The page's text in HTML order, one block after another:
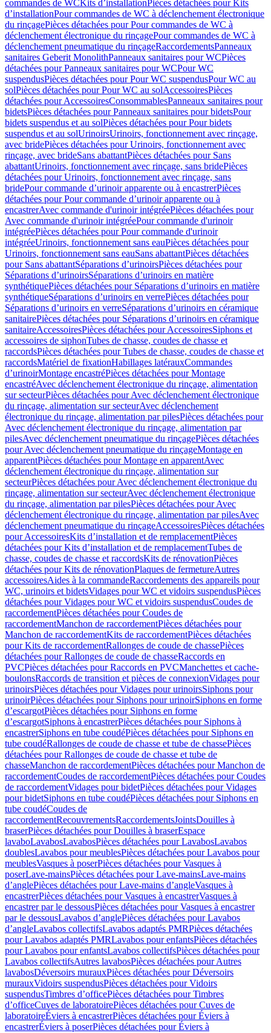
commandes de WCKits d’installationPièces détachées pour Kits
d’installationPour commandes de WC à déclenchement électronique
du rinçagePièces détachées pour Pour commandes de WC à
déclenchement électronique du rinçagePour commandes de WC à
déclenchement pneumatique du rinçageRaccordementsPanneaux
sanitaires Geberit MonolithPanneaux sanitaires pour WCPièces
détachées pour Panneaux sanitaires pour WCPour WC
suspendusPièces détachées pour Pour WC suspendusPour WC au
solPièces détachées pour Pour WC au solAccessoiresPièces
détachées pour AccessoiresConsommablesPanneaux sanitaires pour
bidetsPièces détachées pour Panneaux sanitaires pour bidetsPour
bidets suspendus et au solPièces détachées pour Pour bidets
suspendus et au solUrinoirsUrinoirs, fonctionnement avec rinçage,
avec bridePièces détachées pour Urinoirs, fonctionnement avec
rinçage, avec brideSans abattantPièces détachées pour Sans
abattantUrinoirs, fonctionnement avec rinçage, sans bridePièces
détachées pour Urinoirs, fonctionnement avec rinçage, sans
bridePour commande d’urinoir apparente ou à encastrerPièces
détachées pour Pour commande d’urinoir apparente ou à
encastrerAvec commande d'urinoir intégréePièces détachées pour
Avec commande d'urinoir intégréePour commande d'urinoir
intégréePièces détachées pour Pour commande d'urinoir
intégréeUrinoirs, fonctionnement sans eauPièces détachées pour
Urinoirs, fonctionnement sans eauSans abattantPièces détachées
pour Sans abattantSéparations d’urinoirsPièces détachées pour
Séparations d’urinoirsSéparations d’urinoirs en matière
synthétiquePièces détachées pour Séparations d’urinoirs en matière
synthétiqueSéparations d’urinoirs en verrePièces détachées pour
Séparations d’urinoirs en verreSéparations d’urinoirs en céramique
sanitairePièces détachées pour Séparations d’urinoirs en céramique
sanitaireAccessoiresPièces détachées pour AccessoiresSiphons et
accessoires de siphonTubes de chasse, coudes de chasse et
raccordsPièces détachées pour Tubes de chasse, coudes de chasse et
raccordsMatériel de fixationHabillages latérauxCommandes
dʼurinoirMontage encastréPièces détachées pour Montage
encastréAvec déclenchement électronique du rinçage, alimentation
sur secteurPièces détachées pour Avec déclenchement électronique
du rinçage, alimentation sur secteurAvec déclenchement
électronique du rinçage, alimentation par pilesPièces détachées pour
Avec déclenchement électronique du rinçage, alimentation par
pilesAvec déclenchement pneumatique du rinçagePièces détachées
pour Avec déclenchement pneumatique du rinçageMontage en
apparentPièces détachées pour Montage en apparentAvec
déclenchement électronique du rinçage, alimentation sur
secteurPièces détachées pour Avec déclenchement électronique du
rinçage, alimentation sur secteurAvec déclenchement électronique
du rinçage, alimentation par pilesPièces détachées pour Avec
déclenchement électronique du rinçage, alimentation par pilesAvec
déclenchement pneumatique du rinçageAccessoiresPièces détachées
pour AccessoiresKits d’installation et de remplacementPièces
détachées pour Kits d’installation et de remplacementTubes de
chasse, coudes de chasse et raccordsKits de rénovationPièces
détachées pour Kits de rénovationPlaques de fermetureAutres
accessoiresAides à la commandeRaccordements des appareils pour
WC, urinoirs et bidetsVidages pour WC et vidoirs suspendusPièces
détachées pour Vidages pour WC et vidoirs suspendusCoudes de
raccordementPièces détachées pour Coudes de
raccordementManchon de raccordementPièces détachées pour
Manchon de raccordementKits de raccordementPièces détachées
pour Kits de raccordementRallonges de coude de chassePièces
détachées pour Rallonges de coude de chasseRaccords en
PVCPièces détachées pour Raccords en PVCManchettes et cache-
boulonsRaccords de transition et pièces de connexionVidages pour
urinoirsPièces détachées pour Vidages pour urinoirsSiphons pour
urinoirPièces détachées pour Siphons pour urinoirSiphons en forme
d’escargotPièces détachées pour Siphons en forme
d’escargotSiphons à encastrerPièces détachées pour Siphons à
encastrerSiphons en tube coudéPièces détachées pour Siphons en
tube coudéRallonges de coude de chasse et tube de chassePièces
détachées pour Rallonges de coude de chasse et tube de
chasseManchon de raccordementPièces détachées pour Manchon de
raccordementCoudes de raccordementPièces détachées pour Coudes
de raccordementVidages pour bidetPièces détachées pour Vidages
pour bidetSiphons en tube coudéPièces détachées pour Siphons en
tube coudéCoudes de
raccordementRecouvrementsRaccordementsJointsDouilles à
braserPièces détachées pour Douilles à braserEspace
lavaboLavabosLavabosPièces détachées pour LavabosLavabos
doublesLavabos pour meublesPièces détachées pour Lavabos pour
meublesVasques à poserPièces détachées pour Vasques à
poserLave-mainsPièces détachées pour Lave-mainsLave-mains
d’anglePièces détachées pour Lave-mains d’angleVasques à
encastrerPièces détachées pour Vasques à encastrerVasques à
encastrer par le dessousPièces détachées pour Vasques à encastrer
par le dessousLavabos d’anglePièces détachées pour Lavabos
d’angleLavabos collectifsLavabos adaptés PMRPièces détachées
pour Lavabos adaptés PMRLavabos pour enfantsPièces détachées
pour Lavabos pour enfantsLavabos collectifsPièces détachées pour
Lavabos collectifsAutres lavabosPièces détachées pour Autres
lavabosDéversoirs murauxPièces détachées pour Déversoirs
murauxVidoirs suspendusPièces détachées pour Vidoirs
suspendusTimbres dʼofficePièces détachées pour Timbres
dʼofficeCuves de laboratoirePièces détachées pour Cuves de
laboratoireÉviers à encastrerPièces détachées pour Éviers à
encastrerÉviers à poserPièces détachées pour Éviers à